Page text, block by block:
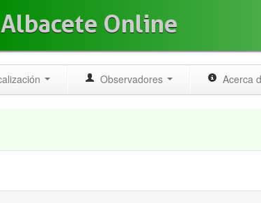
Online
Observadores Acerca